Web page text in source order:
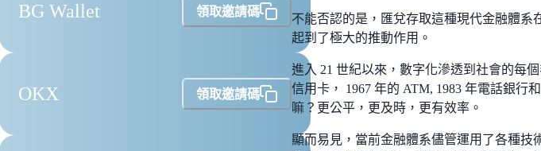
BG Wallet 領取邀請碼
OKX 領取邀請碼
不能否認的是，匯兌存取這種現代金融體
起到了極大的推動作用。
進入 21 世紀以來，數字化滲透到社會的每
信用卡， 1967 年的 ATM, 1983 年電話銀行
嘛？更公平，更及時，更有效率。
顯而易見，當前金融體系儘管運用了各種